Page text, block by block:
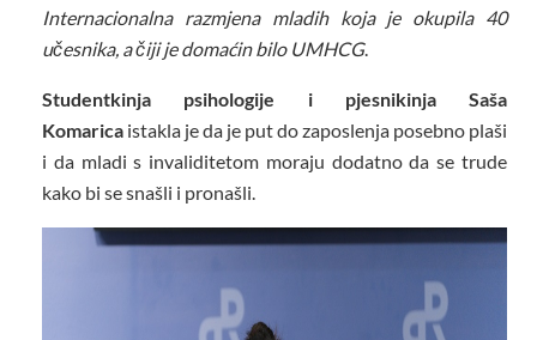
Internacionalna razmjena mladih koja je okupila 40
učesnika, a čiji je domaćin bilo UMHCG.
Studentkinja psihologije i pjesnikinja Saša
Komarica istakla je da je put do zaposlenja posebno plaši
i da mladi s invaliditetom moraju dodatno da se trude
kako bi se snašli i pronašli.